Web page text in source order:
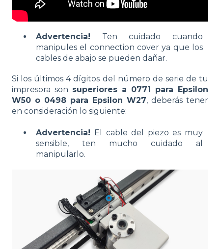
Advertencia! Ten cuidado cuando
manipules el connection cover ya que los
cables de abajo se pueden dañar.
Si los últimos 4 dígitos del número de serie de tu
impresora son superiores a 0771 para Epsilon
W50 o 0498 para Epsilon W27, deberás tener
en consideración lo siguiente:
Advertencia! El cable del piezo es muy
sensible, ten mucho cuidado al
manipularlo.